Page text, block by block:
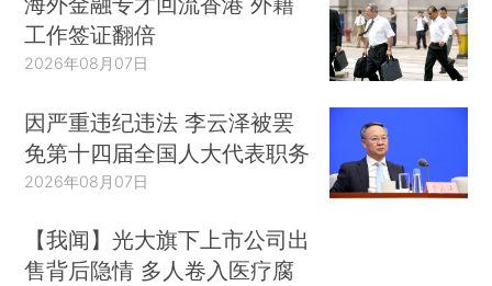
工作签证翻倍
2026年08月07日
因严重违纪违法 李云泽被罢
免第十四届全国人大代表职务
2026年08月07日
【我闻】光大旗下上市公司出
售背后隐情 多人卷入医疗腐